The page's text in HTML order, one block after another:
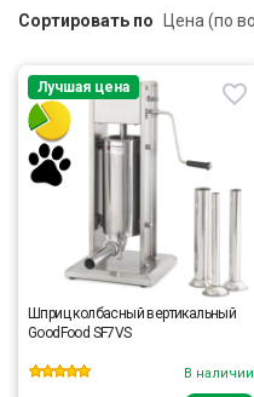
Сортировать по
Лучшая цена
Шприц колбасный вертикальный
GoodFood SF7VS
В наличии